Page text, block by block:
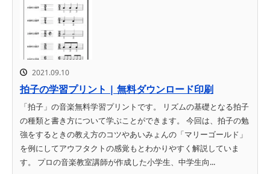
2021.09.10
拍子の学習プリント | 無料ダウンロード印刷
「拍子」の音楽無料学習プリントです。 リズムの基礎となる拍子
の種類と書き方について学ぶことができます。 今回は、拍子の勉
強をするときの教え方のコツやあいみょんの「マリーゴールド」
を例にしてアウフタクトの感覚もとわかりやすく解説していま
す。 プロの音楽教室講師が作成した小学生、中学生向...